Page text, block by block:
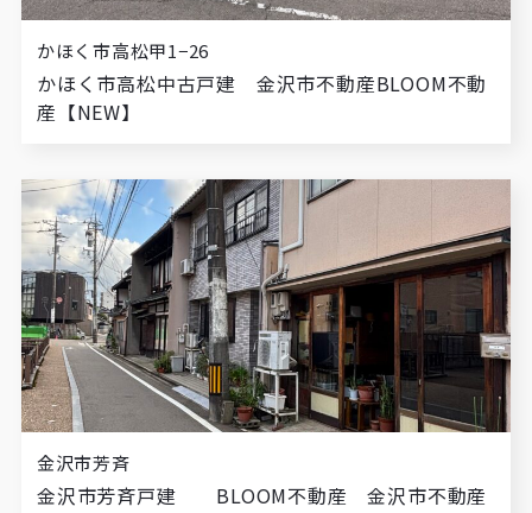
かほく市高松甲1−26
かほく市高松中古戸建 金沢市不動産BLOOM不動
産【NEW】
金沢市芳斉
金沢市芳斉戸建 BLOOM不動産 金沢市不動産